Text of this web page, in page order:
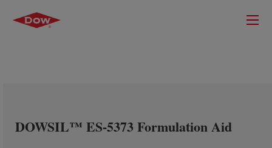
DOWSIL™ ES-5373 Formulation Aid